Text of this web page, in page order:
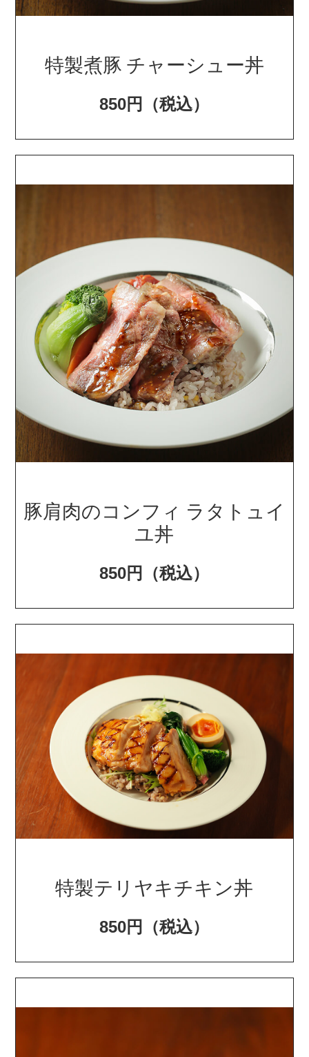
特製煮豚 チャーシュー丼
850円（税込）
豚肩肉のコンフィ ラタトュイ
ユ丼
850円（税込）
特製テリヤキチキン丼
850円（税込）